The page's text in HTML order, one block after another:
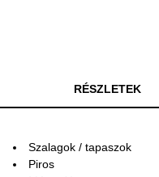
RÉSZLETEK
Szalagok / tapaszok
Piros